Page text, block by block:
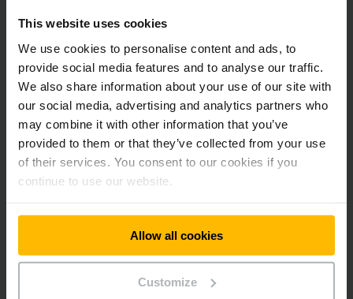
This website uses cookies
We use cookies to personalise content and ads, to
provide social media features and to analyse our traffic.
We also share information about your use of our site with
our social media, advertising and analytics partners who
may combine it with other information that you’ve
provided to them or that they’ve collected from your use
of their services. You consent to our cookies if you
continue to use our website.
Allow all cookies
Customize
AM I20p, 680x810, N-BN 2 000 kg
AM I20p, 680x810, V-GV 2 000 kg
AM I20p, 680x810, N-GN 2 000 kg
AM I20p, 520x1220, V-BV 2 000 kg
AM I20p, 520x1220, N-BN
AM I20p, 520x1220, V-GV 2 000 kg
AM I20p, 520x1220, N-GN 2 000 kg
AM I20p, 520x1140, V-BV